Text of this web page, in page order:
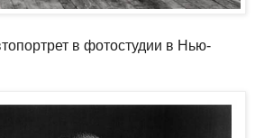
в фотостудии в Нью-